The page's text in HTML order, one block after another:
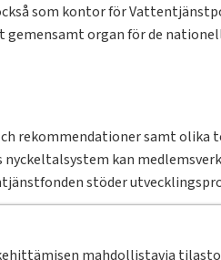
mahdollistavia
som kontor för
gemensamt organ för de
rekommendationer samt
nyckeltalsystem kan
stöder